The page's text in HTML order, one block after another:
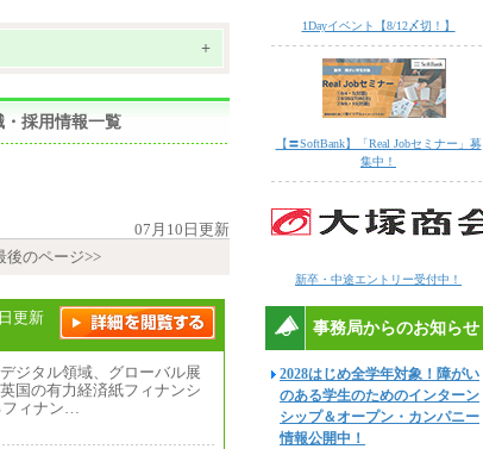
+
採用情報一覧
07月10日更新
後のページ>>
更新
ジタル領域、グローバル展
国の有力経済紙フィナンシ
ィナン…
1Dayイベント【8/12〆切！】
【〓SoftBank】「Real Jobセミナー」募
集中！
新卒・中途エントリー受付中！
事務局からのお知らせ
2028はじめ全学年対象！障がい
のある学生のためのインターン
シップ＆オープン・カンパニー
情報公開中！